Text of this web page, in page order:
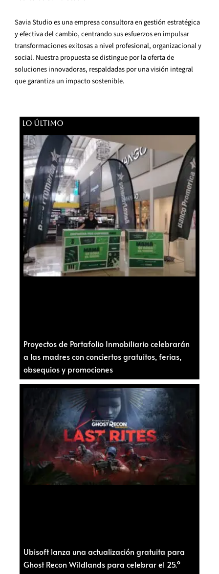
Savia Studio es una empresa consultora en gestión estratégica
y efectiva del cambio, centrando sus esfuerzos en impulsar
transformaciones exitosas a nivel profesional, organizacional y
social. Nuestra propuesta se distingue por la oferta de
soluciones innovadoras, respaldadas por una visión integral
que garantiza un impacto sostenible.
LO ÚLTIMO
Proyectos de Portafolio Inmobiliario celebrarán
a las madres con conciertos gratuitos, ferias,
obsequios y promociones
Ubisoft lanza una actualización gratuita para
Ghost Recon Wildlands para celebrar el 25.º